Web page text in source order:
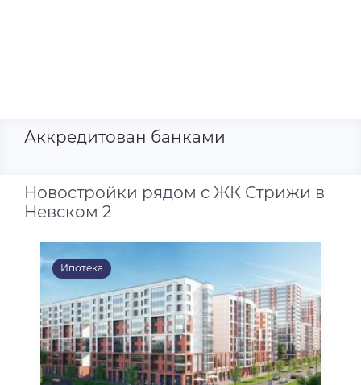
Аккредитован банками
Новостройки рядом с ЖК Стрижи в
Невском 2
Ипотека